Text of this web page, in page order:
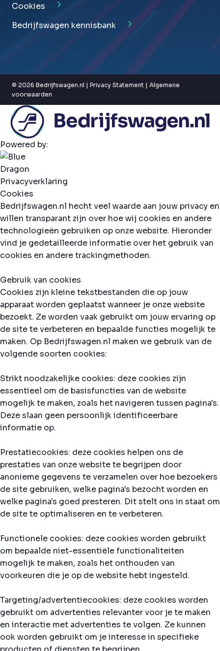
Cookies
Bedrijfswagen kennisbank
© 2026 Bedrijfswagen.nl | Privacy Statement | Algemene
voorwaarden
Powered by:
Privacyverklaring
Cookies
Bedrijfswagen.nl hecht veel waarde aan jouw privacy en
willen transparant zijn over hoe wij cookies en andere
technologieën gebruiken op onze website. Hieronder
vind je gedetailleerde informatie over het gebruik van
cookies en andere trackingmethoden.
Gebruik van cookies
Cookies zijn kleine tekstbestanden die op jouw
apparaat worden geplaatst wanneer je onze website
bezoekt. Ze worden vaak gebruikt om jouw ervaring op
de site te verbeteren en bepaalde functies mogelijk te
maken. Op Bedrijfswagen.nl maken we gebruik van de
volgende soorten cookies:
Strikt noodzakelijke cookies: deze cookies zijn
essentieel om de basisfuncties van de website
mogelijk te maken, zoals het navigeren tussen pagina's.
Deze slaan geen persoonlijk identificeerbare
informatie op.
Prestatiecookies: deze cookies helpen ons de
prestaties van onze website te begrijpen door
anonieme gegevens te verzamelen over hoe bezoekers
de site gebruiken, welke pagina's bezocht worden en
welke pagina's goed presteren. Dit stelt ons in staat om
de site te optimaliseren en te verbeteren.
Functionele cookies: deze cookies worden gebruikt
om bepaalde niet-essentiële functionaliteiten
mogelijk te maken, zoals het onthouden van
voorkeuren die je op de website hebt ingesteld.
Targeting/advertentiecookies: deze cookies worden
gebruikt om advertenties relevanter voor je te maken
en interactie met advertenties te volgen. Ze kunnen
ook worden gebruikt om je interesse in specifieke